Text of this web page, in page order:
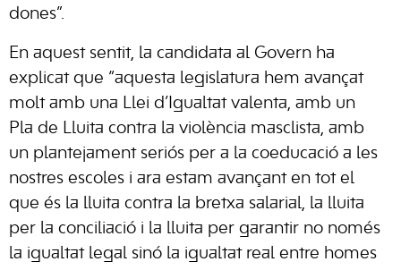
dones”.
En aquest sentit, la candidata al Govern ha
explicat que “aquesta legislatura hem avançat
molt amb una Llei d’Igualtat valenta, amb un
Pla de Lluita contra la violència masclista, amb
un plantejament seriós per a la coeducació a les
nostres escoles i ara estam avançant en tot el
que és la lluita contra la bretxa salarial, la lluita
per la conciliació i la lluita per garantir no només
la igualtat legal sinó la igualtat real entre homes